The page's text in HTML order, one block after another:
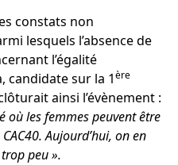
constats non
lesquels l’absence de
l’égalité
candidate sur la 1ère
ainsi l’évènement :
où les femmes peuvent être
Aujourd’hui, on en
peu ».